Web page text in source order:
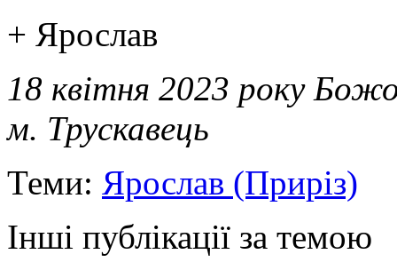
+ Ярослав
18 квітня 2023 року
м. Трускавець
Теми: Ярослав (Приріз)
Інші публікації за темою